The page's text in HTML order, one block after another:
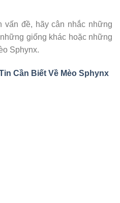
vấn đề, hãy cân nhắc những
giống khác hoặc những
Sphynx.
Cần Biết Về Mèo Sphynx